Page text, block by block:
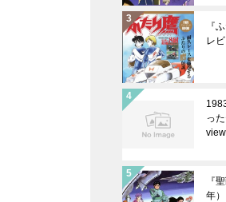
『
レビ
っ
view
『
年）